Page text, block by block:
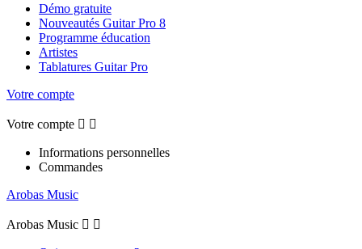
Démo gratuite
Nouveautés Guitar Pro 8
Programme éducation
Artistes
Tablatures Guitar Pro
Votre compte
Votre compte  
Informations personnelles
Commandes
Arobas Music
Arobas Music  